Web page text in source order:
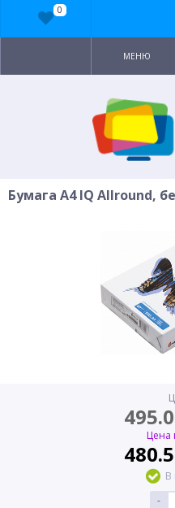
МЕНЮ
Бумага A4 IQ Allround,
Цена
В
-
0